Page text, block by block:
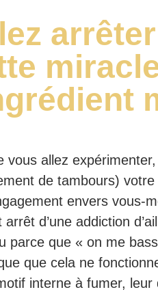
allez
de tambours) votre
envers vous-
d’une addiction
parce que « on me
que cela ne
interne à fumer, leur